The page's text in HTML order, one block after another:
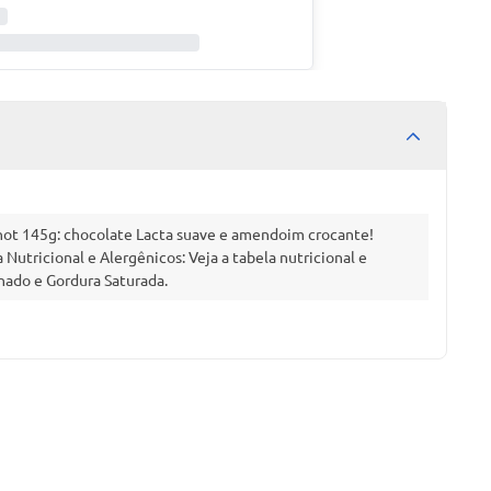
145g: chocolate Lacta suave e amendoim crocante!
Nutricional e Alergênicos: Veja a tabela nutricional e
e Gordura Saturada.